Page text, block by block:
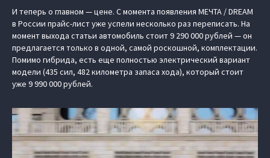
И теперь о главном — цене. С момента появления МЕЧТА / DREAM
в России прайс-лист уже успели несколько раз переписать. На
момент выхода статьи автомобиль стоит 9 290 000 рублей — он
предлагается только в одной, самой роскошной, комплектации.
Помимо гибрида, есть еще полностью электрический вариант
модели (435 сил, 482 километра запаса хода), который стоит
уже 9 990 000 рублей.